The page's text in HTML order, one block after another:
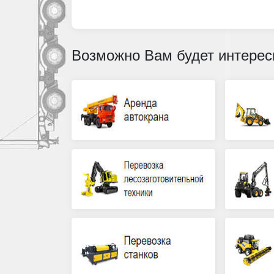
Возможно Вам будет